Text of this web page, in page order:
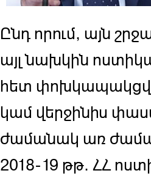
Ընդ որում, այն
այլ նախկին
հետ
կամ վերջինիս
ժամանակ առ
2018-19 թթ. ՀՀ